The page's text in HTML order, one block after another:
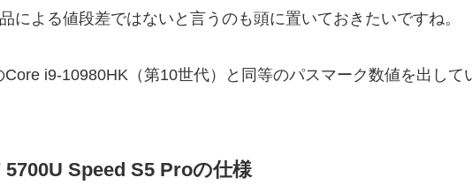
による値段差ではないと言うのも頭に置いておきたいですね。
i9-10980HK（第10世代）と同等のパスマーク数値を出して
Speed S5 Proの仕様